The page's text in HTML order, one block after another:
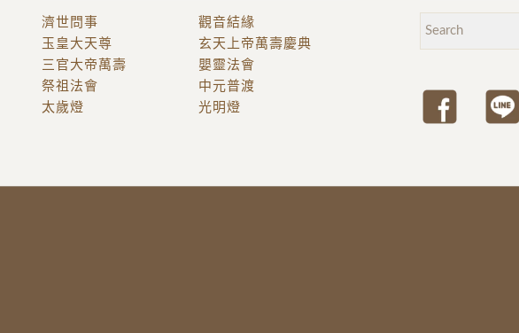
濟世問事
觀音結緣
玉皇大天尊
三官大帝萬壽
玄天上帝萬壽慶典
嬰靈法會
祭祖法會
中元普渡
太歲燈
光明燈